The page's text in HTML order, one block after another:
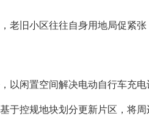
老旧小区往往自身用地局促紧
以闲置空间解决电动自行车充
于控规地块划分更新片区，将